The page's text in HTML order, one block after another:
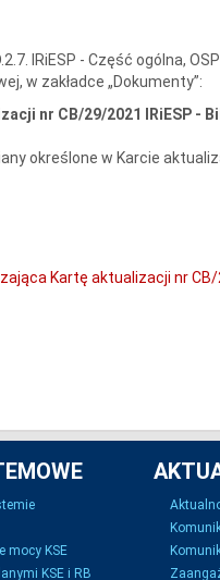
IRiESP - Część ogólna,
w zakładce „Dokumenty”:
nr CB/29/2021 IRiESP -
określone w Karcie
Kartę aktualizacji nr
mocy KSE
KSE i RB